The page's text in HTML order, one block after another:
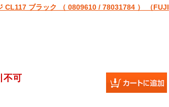
CL117 ブラック （ 0809610 / 78031784 ） （FUJI
不可